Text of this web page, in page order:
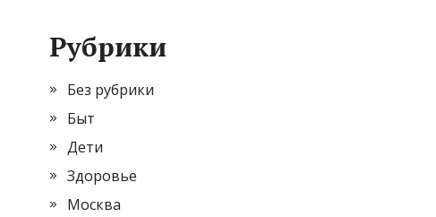
Рубрики
Без рубрики
Быт
Дети
Здоровье
Москва